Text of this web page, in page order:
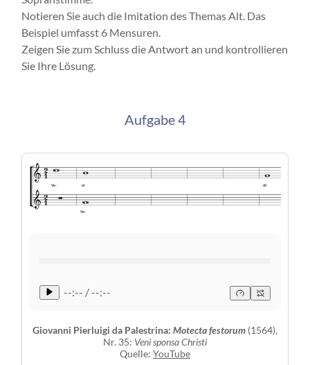
Notieren Sie auch die Imitation des Themas Alt. Das
Beispiel umfasst 6 Mensuren.
Zeigen Sie zum Schluss die Antwort an und kontrollieren
Sie Ihre Lösung.
Aufgabe 4
Ve- ni sti
Ve-
--:-- / --:--
Giovanni Pierluigi da Palestrina: Motecta festorum (1564),
Nr. 35: Veni sponsa Christi
Quelle: YouTube